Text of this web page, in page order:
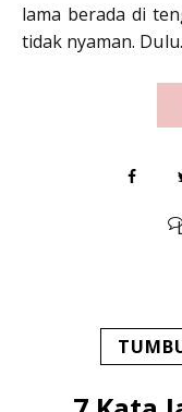
lama berada di
tidak nyaman.